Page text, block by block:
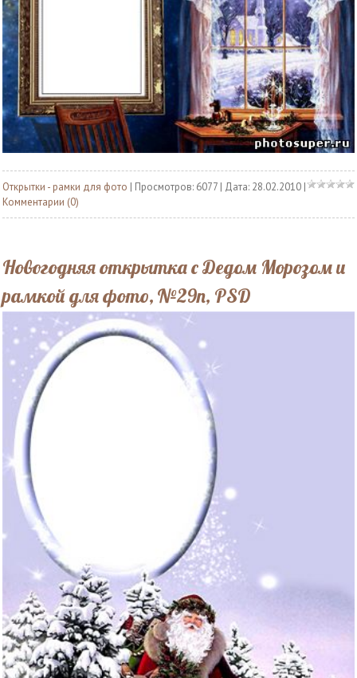
Открытки - рамки для фото | Просмотров: 6077 | Дата: 28.02.2010 |
Комментарии (0)
Новогодняя открытка с Дедом Морозом и
рамкой для фото, №29n, PSD